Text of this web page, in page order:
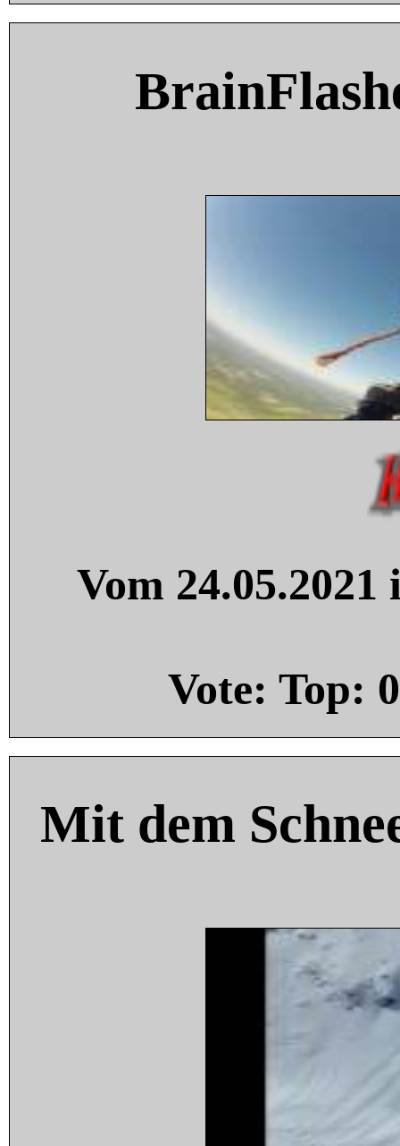
Vom
Vote: Top: 0
Mit dem